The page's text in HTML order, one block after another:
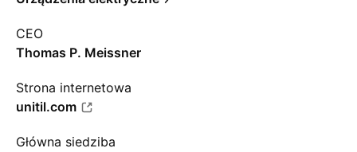
CEO
Thomas P. Meissner
Strona internetowa
unitil.com
Główna siedziba